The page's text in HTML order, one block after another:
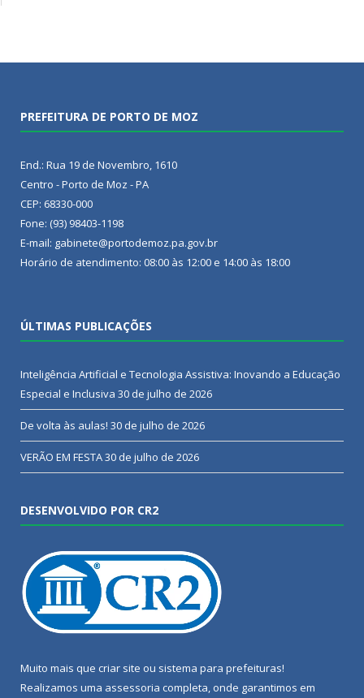
PREFEITURA DE PORTO DE MOZ
End.: Rua 19 de Novembro, 1610
Centro - Porto de Moz - PA
CEP: 68330-000
Fone: (93) 98403-1198
E-mail: gabinete@portodemoz.pa.gov.br
Horário de atendimento: 08:00 às 12:00 e 14:00 às 18:00
ÚLTIMAS PUBLICAÇÕES
Inteligência Artificial e Tecnologia Assistiva: Inovando a Educação
Especial e Inclusiva 30 de julho de 2026
De volta às aulas! 30 de julho de 2026
VERÃO EM FESTA30 de julho de 2026
DESENVOLVIDO POR CR2
Muito mais que criar site ou sistema para prefeituras!
Realizamos uma assessoria completa, onde garantimos em